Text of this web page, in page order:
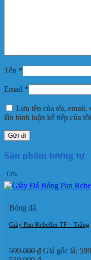
Tên *
Email *
Lưu tên của tôi, email,
lần bình luận kế tiếp của
Sản phẩm tương tự
-13%
Bóng đá
Giày Pan Rebeller TF – Trắng
599.000₫ Giá gốc là: